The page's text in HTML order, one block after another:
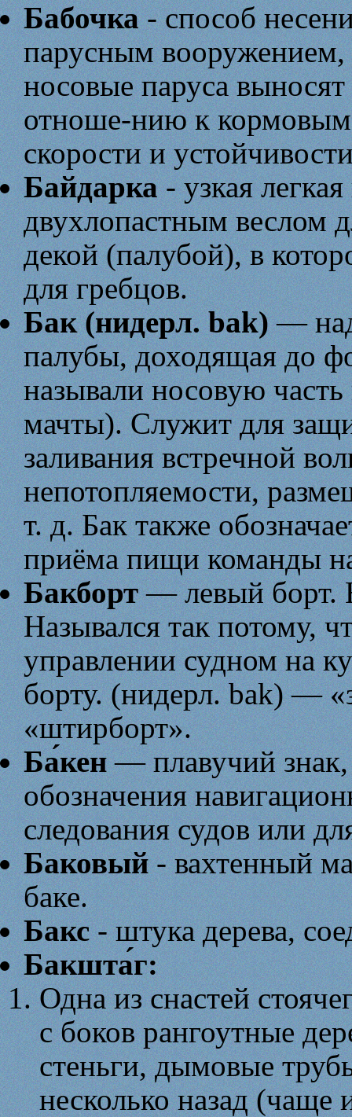
Бабочка- способ
парусным вооружением,
носовые паруса
отноше-нию к
скорости и
Байдарка- узкая
двухлопастным веслом
декой (палубой), в
для гребцов.
Бак (нидерл. bak)—
палубы, доходящая до
называли носовую
мачты). Служит для
заливания встречной
непотопляемости,
т. д. Бак также
приёма пищи команды
Бакборт— левый борт.
Назывался так потому,
управлении судном на
борту. (нидерл. bak) —
«штирборт».
Ба́кен— плавучий знак,
обозначения
следования судов или
Баковый- вахтенный
баке.
Бакс- штука дерева,
Бакшта́г:
Одна из снастей
с боков рангоутные
стеньги, дымовые
несколько назад